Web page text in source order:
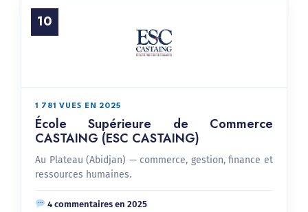
10
1 781 VUES EN 2025
École Supérieure de Commerce
CASTAING (ESC CASTAING)
Au Plateau (Abidjan) — commerce, gestion, finance et
ressources humaines.
4 commentaires en 2025